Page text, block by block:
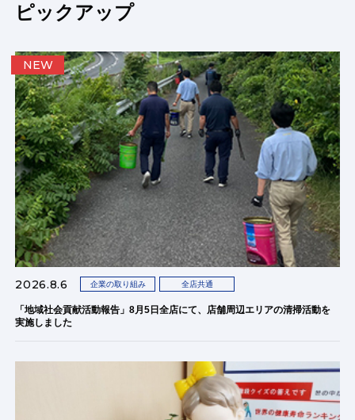
ピックアップ
2026.8.6 企業の取り組み 全店共通
「地域社会貢献活動報告」8月5日全店にて、店舗周辺エリアの清掃活動を
実施しました
NEW